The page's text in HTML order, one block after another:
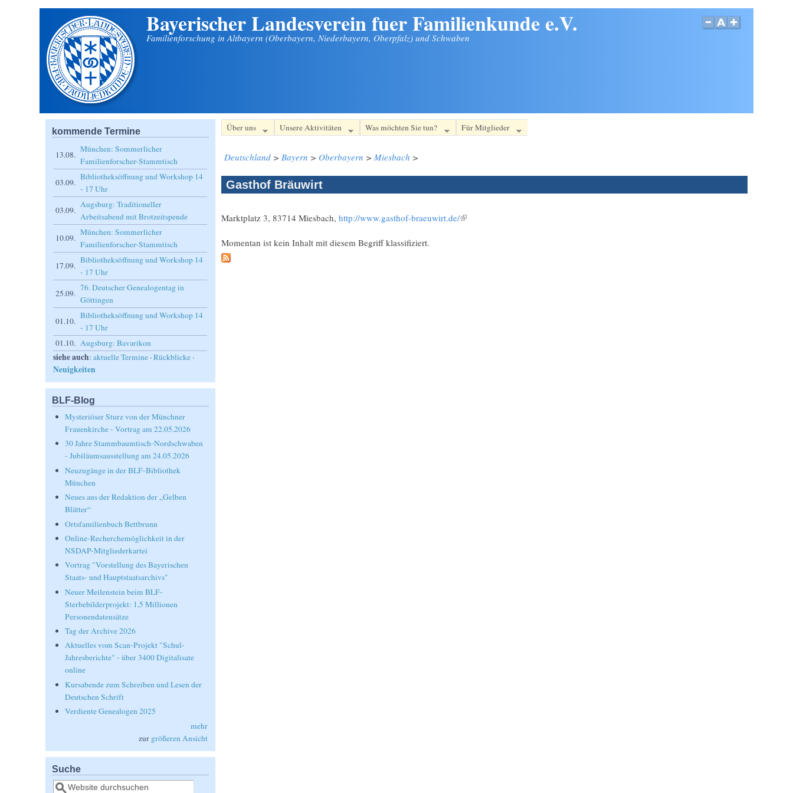
Bayerischer Landesverein fuer Familienkunde e.V.
Familienforschung in Altbayern (Oberbayern, Niederbayern, Oberpfalz) und Schwaben
Über uns Unsere Aktivitäten Was möchten Sie tun? Für Mitglieder
Deutschland> Bayern > Oberbayern > Miesbach >
Gasthof Bräuwirt
Marktplatz 3, 83714 Miesbach, http://www.gasthof-braeuwirt.de/(Link ist extern)
Momentan ist kein Inhalt mit diesem Begriff klassifiziert.
kommende Termine
13.08.
München: Sommerlicher
Familienforscher-Stammtisch
03.09.
Bibliotheksöffnung und Workshop 14
- 17 Uhr
03.09.
Augsburg: Traditioneller
Arbeitsabend mit Brotzeitspende
10.09.
München: Sommerlicher
Familienforscher-Stammtisch
17.09.
Bibliotheksöffnung und Workshop 14
- 17 Uhr
25.09.
76. Deutscher Genealogentag in
Göttingen
01.10.
Bibliotheksöffnung und Workshop 14
- 17 Uhr
01.10. Augsburg: Bavarikon
siehe auch:aktuelle Termine ·Rückblicke ·
Neuigkeiten
BLF-Blog
Mysteriöser Sturz von der Münchner
Frauenkirche - Vortrag am 22.05.2026
30 Jahre Stammbaumtisch-Nordschwaben
- Jubiläumsausstellung am 24.05.2026
Neuzugänge in der BLF-Bibliothek
München
Neues aus der Redaktion der „Gelben
Blätter“
Ortsfamilienbuch Bettbrunn
Online-Recherchemöglichkeit in der
NSDAP-Mitgliederkartei
Vortrag "Vorstellung des Bayerischen
Staats- und Hauptstaatsarchivs"
Neuer Meilenstein beim BLF-
Sterbebilderprojekt: 1,5 Millionen
Personendatensätze
Tag der Archive 2026
Aktuelles vom Scan-Projekt "Schul-
Jahresberichte" - über 3400 Digitalisate
online
Kursabende zum Schreiben und Lesen der
Deutschen Schrift
Verdiente Genealogen 2025
mehr
zur größeren Ansicht
Suche
Suche